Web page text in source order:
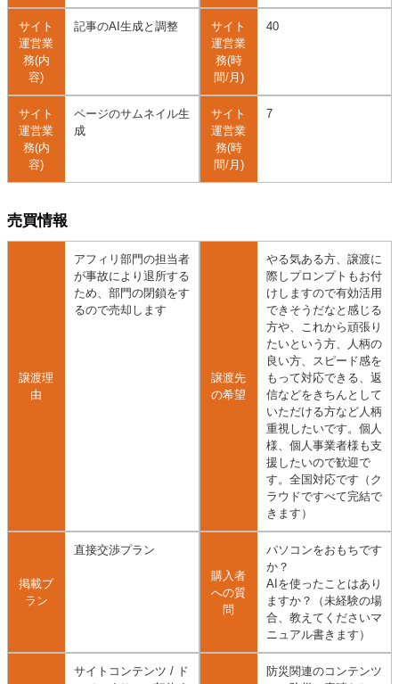
サイト
運営業
務(内
容)
記事のAI生成と調整
サイト
運営業
務(時
間/月)
40
サイト
運営業
務(内
容)
ページのサムネイル生
成
サイト
運営業
務(時
間/月)
7
売買情報
譲渡理
由
アフィリ部門の担当者
が事故により退所する
ため、部門の閉鎖をす
るので売却します
譲渡先
の希望
やる気ある方、譲渡に
際しプロンプトもお付
けしますので有効活用
できそうだなと感じる
方や、これから頑張り
たいという方、人柄の
良い方、スピード感を
もって対応できる、返
信などをきちんとして
いただける方など人柄
重視したいです。個人
様、個人事業者様も支
援したいので歓迎で
す。全国対応です（ク
ラウドですべて完結で
きます）
掲載プ
ラン
直接交渉プラン
購入者
への質
問
パソコンをおもちです
か？
AIを使ったことはあり
ますか？（未経験の場
合、教えてくださいマ
ニュアル書きます）
サイトコンテンツ / ド
防災関連のコンテンツ